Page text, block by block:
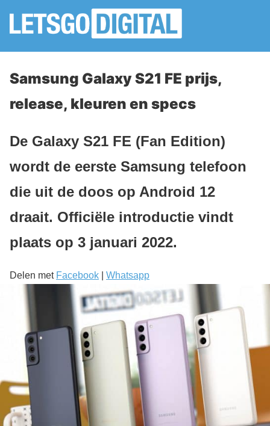
Samsung Galaxy S21 FE prijs,
release, kleuren en specs
De Galaxy S21 FE (Fan Edition)
wordt de eerste Samsung telefoon
die uit de doos op Android 12
draait. Officiële introductie vindt
plaats op 3 januari 2022.
Delen met Facebook Whatsapp